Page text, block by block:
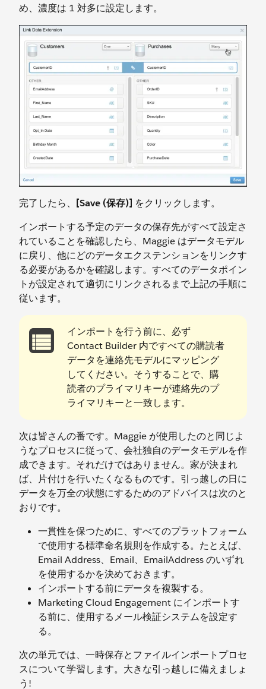
め、濃度は 1 対多に設定します。
完了したら、 [Save (保存)] をクリックします。
インポートする予定のデータの保存先がすべて設定さ
れていることを確認したら、Maggie はデータモデル
に戻り、他にどのデータエクステンションをリンクす
る必要があるかを確認します。すべてのデータポイン
トが設定されて適切にリンクされるまで上記の手順に
従います。
インポートを行う前に、必ず
Contact Builder 内ですべての購読者
データを連絡先モデルにマッピング
してください。そうすることで、購
読者のプライマリキーが連絡先のプ
ライマリキーと一致します。
次は皆さんの番です。Maggie が使用したのと同じよ
うなプロセスに従って、会社独自のデータモデルを作
成できます。それだけではありません。家が決まれ
ば、片付けを行いたくなるものです。引っ越しの日に
データを万全の状態にするためのアドバイスは次のと
おりです。
一貫性を保つために、すべてのプラットフォーム
で使用する標準命名規則を作成する。たとえば、
Email Address、Email、EmailAddress のいずれ
を使用するかを決めておきます。
インポートする前にデータを複製する。
Marketing Cloud Engagement にインポートす
る前に、使用するメール検証システムを設定す
る。
次の単元では、一時保存とファイルインポートプロセ
スについて学習します。大きな引っ越しに備えましょ
う!